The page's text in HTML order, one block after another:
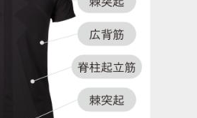
モモを閉じる動作で働く筋肉。こ
とO脚になりやすくなる。